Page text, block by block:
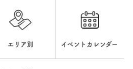
エリア別 イベントカレンダー